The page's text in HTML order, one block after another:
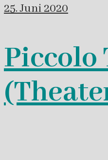
25. Juni 2020
Piccolo